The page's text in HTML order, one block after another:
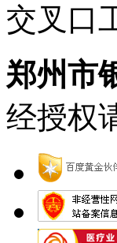
交叉口
郑州市
经授权